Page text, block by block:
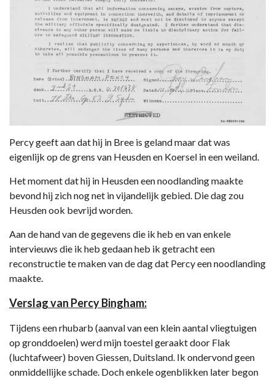
Percy geeft aan dat hij in Bree is geland maar dat was
eigenlijk op de grens van Heusden en Koersel in een weiland.
Het moment dat hij in Heusden een noodlanding maakte
bevond hij zich nog net in vijandelijk gebied. Die dag zou
Heusden ook bevrijd worden.
Aan de hand van de gegevens die ik heb en van enkele
intervieuws die ik heb gedaan heb ik getracht een
reconstructie te maken van de dag dat Percy een noodlanding
maakte.
Verslag van Percy Bingham:
Tijdens een rhubarb (aanval van een klein aantal vliegtuigen
op gronddoelen) werd mijn toestel geraakt door Flak
(luchtafweer) boven Giessen, Duitsland. Ik ondervond geen
onmiddellijke schade. Doch enkele ogenblikken later begon